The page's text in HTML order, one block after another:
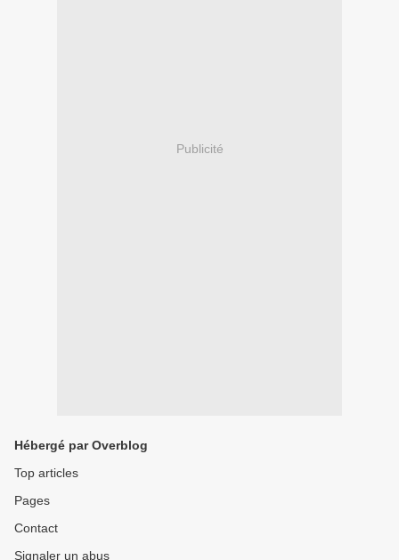
Publicité
Hébergé par Overblog
Top articles
Pages
Contact
Signaler un abus